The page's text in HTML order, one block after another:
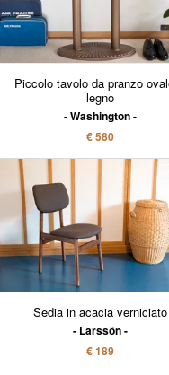
Piccolo tavolo da pranzo
legno
Washington
€ 580
Sedia in acacia verniciato
Larssön
€ 189